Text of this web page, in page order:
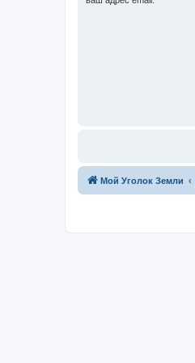
Мой Уголок Земли